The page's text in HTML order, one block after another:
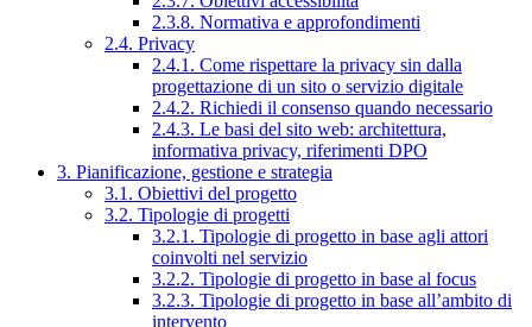
2.3.8. Normativa e approfondimenti
2.4. Privacy
2.4.1. Come rispettare la privacy sin dalla
progettazione di un sito o servizio digitale
2.4.2. Richiedi il consenso quando necessario
2.4.3. Le basi del sito web: architettura,
informativa privacy, riferimenti DPO
3. Pianificazione, gestione e strategia
3.1. Obiettivi del progetto
3.2. Tipologie di progetti
3.2.1. Tipologie di progetto in base agli attori
coinvolti nel servizio
3.2.2. Tipologie di progetto in base al focus
3.2.3. Tipologie di progetto in base all’ambito di
intervento